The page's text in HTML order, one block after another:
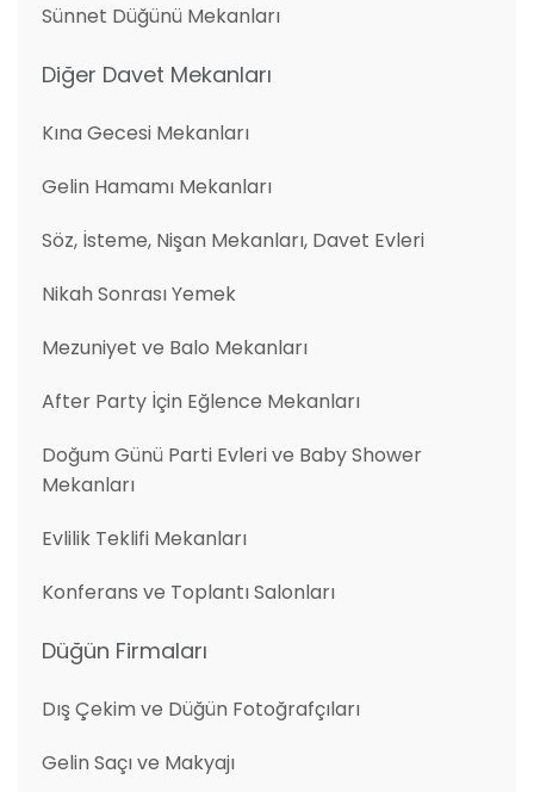
Sünnet Düğünü Mekanları
Diğer Davet Mekanları
Kına Gecesi Mekanları
Gelin Hamamı Mekanları
Söz, İsteme, Nişan Mekanları, Davet Evleri
Nikah Sonrası Yemek
Mezuniyet ve Balo Mekanları
After Party İçin Eğlence Mekanları
Doğum Günü Parti Evleri ve Baby Shower
Mekanları
Evlilik Teklifi Mekanları
Konferans ve Toplantı Salonları
Düğün Firmaları
Dış Çekim ve Düğün Fotoğrafçıları
Gelin Saçı ve Makyajı